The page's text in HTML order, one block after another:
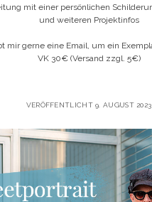
mit einer persönlichen
und weiteren Projektinfos
mir gerne eine Email, um ein
VK 30€ (Versand zzgl. 5€)
VERÖFFENTLICHT 9. AUGUST 2023